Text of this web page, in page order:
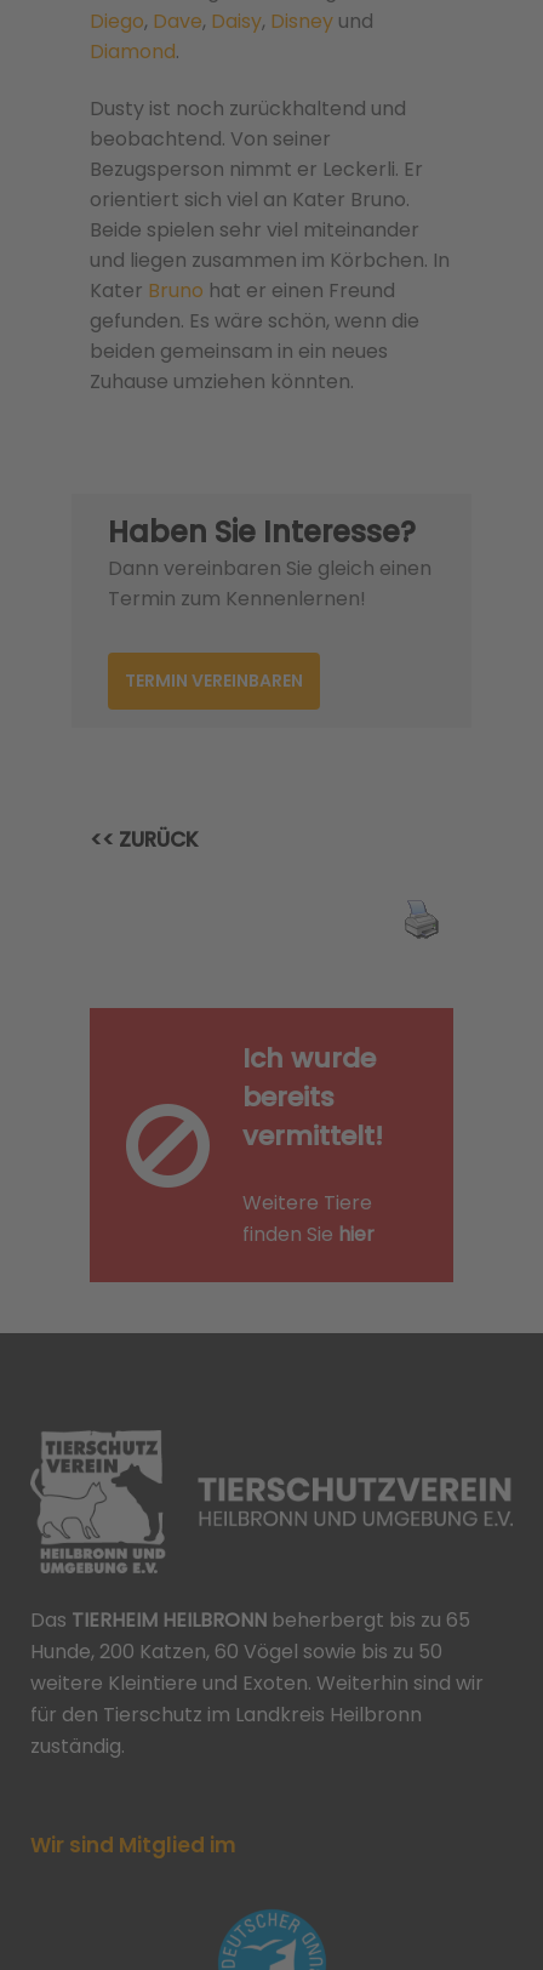
Diego, Dave, Daisy, Disney und
Diamond.
Dusty ist noch zurückhaltend und
beobachtend. Von seiner
Bezugsperson nimmt er Leckerli. Er
orientiert sich viel an Kater Bruno.
Beide spielen sehr viel miteinander
und liegen zusammen im Körbchen. In
Kater Bruno hat er einen Freund
gefunden. Es wäre schön, wenn die
beiden gemeinsam in ein neues
Zuhause umziehen könnten.
Haben Sie Interesse?
Dann vereinbaren Sie gleich einen
Termin zum Kennenlernen!
TERMIN VEREINBAREN
<< ZURÜCK
Ich wurde
bereits
vermittelt!
Weitere Tiere
finden Sie hier
Das TIERHEIM HEILBRONN beherbergt bis zu 65
Hunde, 200 Katzen, 60 Vögel sowie bis zu 50
weitere Kleintiere und Exoten. Weiterhin sind wir
für den Tierschutz im Landkreis Heilbronn
zuständig.
Wir sind Mitglied im